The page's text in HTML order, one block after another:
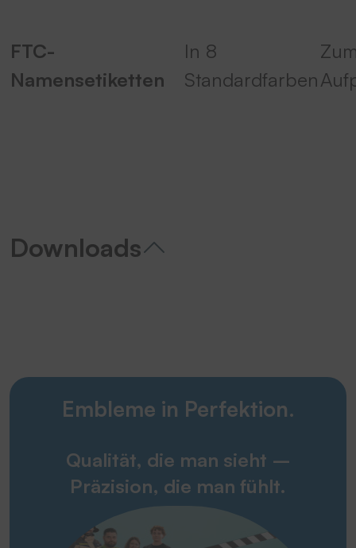
FTC-
Namensetiketten
In 8
Standardfarben
Downloads
Embleme in Perfektion.
Qualität, die man sieht –
Präzision, die man fühlt.